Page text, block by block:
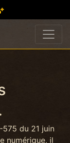
du 21 juin
numérique, il